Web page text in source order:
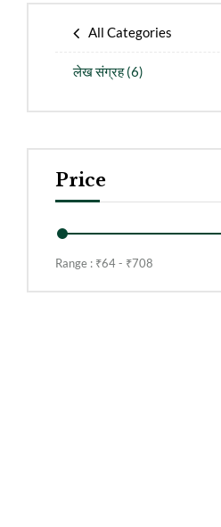
All Categories
लेख संग्रह(6)
Price
Range : ₹64 - ₹708